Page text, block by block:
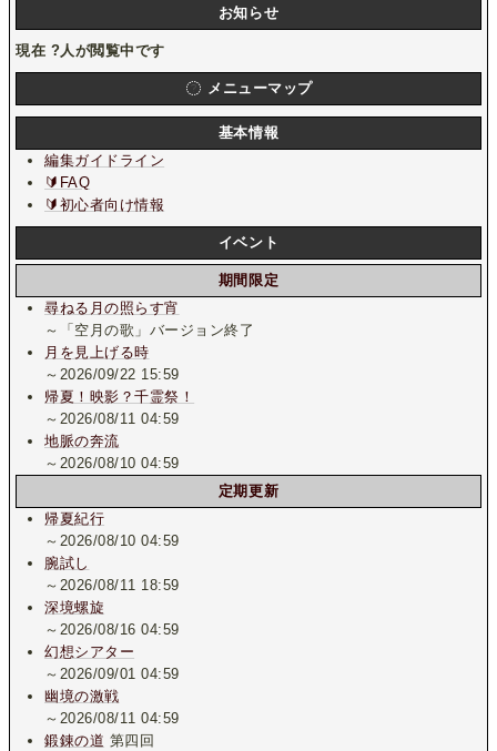
お知らせ
現在 ? 人が閲覧中です
メニューマップ
基本情報
編集ガイドライン
🔰FAQ
🔰初心者向け情報
イベント
期間限定
尋ねる月の照らす宵
～「空月の歌」バージョン終了
月を見上げる時
～2026/09/22 15:59
帰夏！映影？千霊祭！
～2026/08/11 04:59
地脈の奔流
～2026/08/10 04:59
定期更新
帰夏紀行
～2026/08/10 04:59
腕試し
～2026/08/11 18:59
深境螺旋
～2026/08/16 04:59
幻想シアター
～2026/09/01 04:59
幽境の激戦
～2026/08/11 04:59
鍛錬の道 第四回